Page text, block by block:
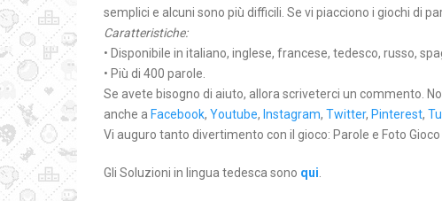
semplici e alcuni sono più difficili. Se vi piacciono i giochi di
Caratteristiche:
• Disponibile in italiano, inglese, francese, tedesco, russo,
• Più di 400 parole.
Se avete bisogno di aiuto, allora scriveterci un commento.
anche a Facebook, Youtube, Instagram, Twitter, Pinterest,
Vi auguro tanto divertimento con il gioco: Parole e Foto Gioco
Gli Soluzioni in lingua tedesca sono qui